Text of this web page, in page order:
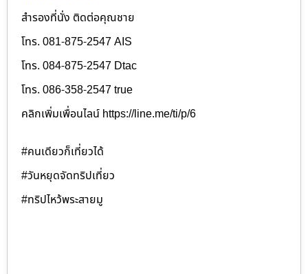
สำรองที่นั่ง ติดต่อคุณชาย
โทร. 081-875-2547 AIS
โทร. 084-875-2547 Dtac
โทร. 086-358-2547 true
คลิกเพิ่มเพื่อนไลน์ https://line.me/ti/p/6
#คนเดียวก็เที่ยวได้
#วันหยุดจัดทริปเที่ยว
#ทริปไหว้พระสายมู